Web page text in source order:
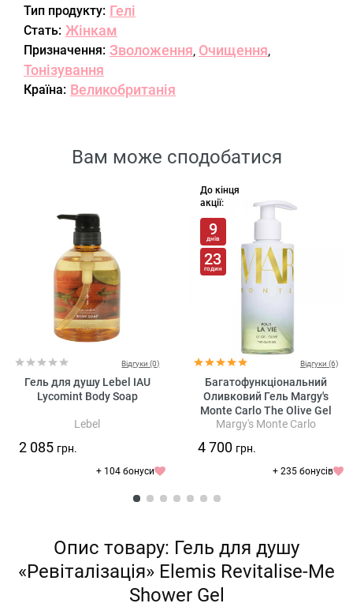
Тип продукту: Гелі
Стать: Жінкам
Призначення: Зволоження, Очищення,
Тонізування
Країна: Великобританія
Вам може сподобатися
Відгуки (0)
Гель для душу Lebel IAU
Lycomint Body Soap
Lebel
2 085 грн.
+ 104 бонуси
До кінця
акції:
9
днів
23
годин
Відгуки (6)
Багатофункціональний
Оливковий Гель Margy's
Monte Carlo The Olive Gel
Margy's Monte Carlo
4 700 грн.
+ 235 бонусів
Опис товару: Гель для душу
«Ревіталізація» Elemis Revitalise-Me
Shower Gel